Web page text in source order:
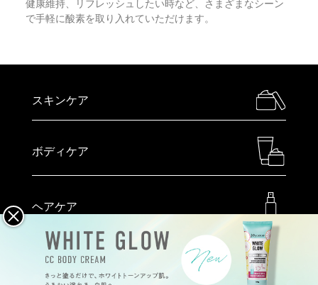
健康維持、リフレッシュしたい時など、さまざまなシーン
で手軽に酸素を取り入れていただけます。
スキンケア
ボディケア
ヘアケア
メイクアップ